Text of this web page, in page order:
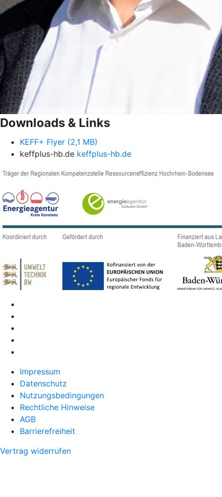
Downloads & Links
KEFF+ Flyer (2,1 MB)
keffplus-hb.de keffplus-hb.de
Impressum
Datenschutz
Nutzungsbedingungen
Rechtliche Hinweise
AGB
Barrierefreiheit
Vertrag widerrufen